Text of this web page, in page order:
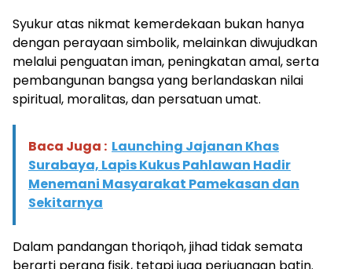
Syukur atas nikmat kemerdekaan bukan hanya
dengan perayaan simbolik, melainkan diwujudkan
melalui penguatan iman, peningkatan amal, serta
pembangunan bangsa yang berlandaskan nilai
spiritual, moralitas, dan persatuan umat.
Baca Juga : Launching Jajanan Khas
Surabaya, Lapis Kukus Pahlawan Hadir
Menemani Masyarakat Pamekasan dan
Sekitarnya
Dalam pandangan thoriqoh, jihad tidak semata